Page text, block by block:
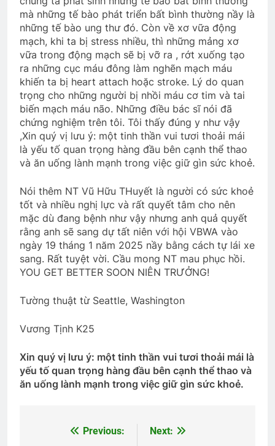
ĐỪNG TIẾC NỮA EM
3 Years Ago
Phóng Sự Vùng IV
2 Years Ago
CON DÊ CỦA ÔNG SEGUIN (Alphonse
Daudet)
2 Years Ago
CÂY MÙA XUÂN HẢI NGOẠI
2 Years Ago
Nội Quy 2024
2 Months Ago
CSVSQ Hoàng Thu Phong K30
Bông cỏ may
KHI ĐỜI THÊM TUỔI (Không rõ tác giả)
mà những tế bào phát triển bất bình thường nầy là
những tế bào ung thư đó. Còn về xơ vữa động
mạch, khi ta bị stress nhiều, thì những mảng xơ
vữa trong động mạch sẽ bị vỡ ra , rớt xuống tạo
ra những cục máu đông làm nghẽn mạch máu
khiến ta bị heart attach hoặc stroke. Lý do quan
trọng cho những người bị nhồi máu cơ tim và tai
biến mạch máu não. Những điều bác sĩ nói đã
chứng nghiệm trên tôi. Tôi thấy đúng y như vậy
,Xin quý vị lưu ý: một tinh thần vui tươi thoải mái
là yếu tố quan trọng hàng đầu bên cạnh thể thao
và ăn uống lành mạnh trong việc giữ gìn sức khoẻ.
Nói thêm NT Vũ Hữu THuyết là người có sức khoẻ
tốt và nhiều nghị lực và rất quyết tâm cho nên
mặc dù đang bệnh như vậy nhưng anh quả quyết
rằng anh sẽ sang dự tất niên với hội VBWA vào
ngày 19 tháng 1 năm 2025 nầy bằng cách tự lái xe
sang. Rất tuyệt vời. Cầu mong NT mau phục hồi.
YOU GET BETTER SOON NIÊN TRƯỞNG!
Tường thuật từ Seattle, Washington
Vương Tịnh K25
Xin quý vị lưu ý: một tinh thần vui tươi thoải mái là
yếu tố quan trọng hàng đầu bên cạnh thể thao và
ăn uống lành mạnh trong việc giữ gìn sức khoẻ.
Previous:
Next: